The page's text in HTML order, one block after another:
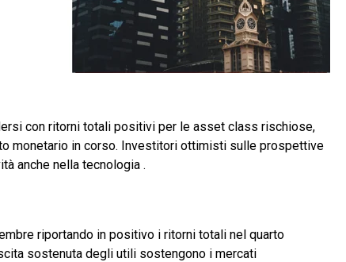
con ritorni totali positivi per le asset class rischiose,
monetario in corso. Investitori ottimisti sulle prospettive
anche nella tecnologia .
riportando in positivo i ritorni totali nel quarto
sostenuta degli utili sostengono i mercati